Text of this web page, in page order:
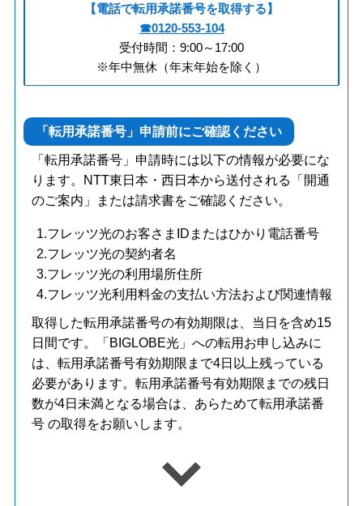
【電話で転用承諾番号を取得する】
☎0120-553-104
受付時間：9:00～17:00
※年中無休（年末年始を除く）
「転用承諾番号」申請前にご確認ください
「転用承諾番号」申請時には以下の情報が必要にな
ります。NTT東日本・西日本から送付される「開通
のご案内」または請求書をご確認ください。
1.フレッツ光のお客さまIDまたはひかり電話番号
2.フレッツ光の契約者名
3.フレッツ光の利用場所住所
4.フレッツ光利用料金の支払い方法および関連情報
取得した転用承諾番号の有効期限は、当日を含め15
日間です。「BIGLOBE光」への転用お申し込みに
は、転用承諾番号有効期限まで4日以上残っている
必要があります。転用承諾番号有効期限までの残日
数が4日未満となる場合は、あらためて転用承諾番
号 の取得をお願いします。